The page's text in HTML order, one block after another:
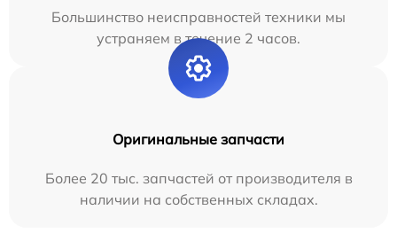
Большинство неисправностей техники мы
устраняем в течение 2 часов.
Оригинальные запчасти
Более 20 тыс. запчастей от производителя в
наличии на собственных складах.